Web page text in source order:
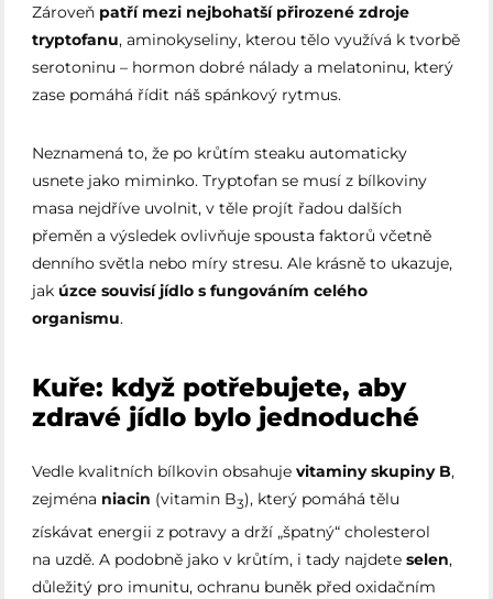
Zároveň patří mezi nejbohatší přirozené zdroje
tryptofanu, aminokyseliny, kterou tělo využívá k tvorbě
serotoninu – hormon dobré nálady a melatoninu, který
zase pomáhá řídit náš spánkový rytmus.
Neznamená to, že po krůtím steaku automaticky
usnete jako miminko. Tryptofan se musí z bílkoviny
masa nejdříve uvolnit, v těle projít řadou dalších
přeměn a výsledek ovlivňuje spousta faktorů včetně
denního světla nebo míry stresu. Ale krásně to ukazuje,
jak úzce souvisí jídlo s fungováním celého
organismu.
Kuře: když potřebujete, aby
zdravé jídlo bylo jednoduché
Vedle kvalitních bílkovin obsahujevitaminy skupiny B,
zejména niacin (vitamin B3), který pomáhá tělu
získávat energii z potravy a drží „špatný“ cholesterol
na uzdě. A podobně jako v krůtím, i tady najdeteselen,
důležitý pro imunitu, ochranu buněk před oxidačním